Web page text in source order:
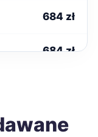
684 zł
684 zł
687 zł